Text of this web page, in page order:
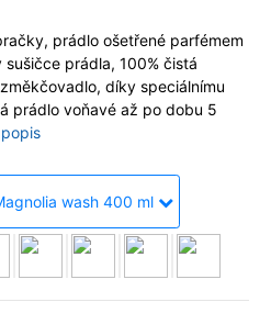
prádlo ošetřené parfémem
prádla, 100% čistá
díky speciálnímu
prádlo voňavé až po dobu 5
wash 400 ml